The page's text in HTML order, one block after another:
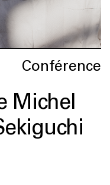
Conférence
Michel